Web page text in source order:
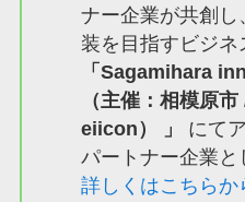
ナー企業が共創
装を目指すビジ
「Sagamihara
（主催：相模原
eiicon）
」
にて
パートナー企業と
詳しくはこちらか